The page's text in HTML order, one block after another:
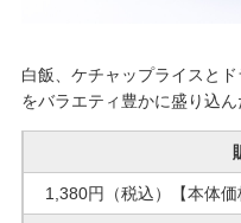
白飯、ケチャップライスと
をバラエティ豊かに盛り込ん
1,380円（税込）【本体価